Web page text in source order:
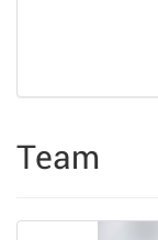
Team